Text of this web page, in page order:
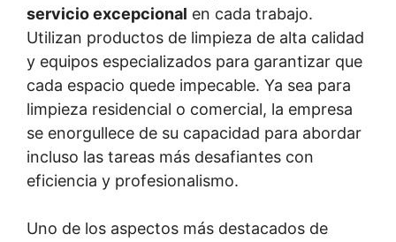
servicio excepcional en cada trabajo.
Utilizan productos de limpieza de alta calidad
y equipos especializados para garantizar que
cada espacio quede impecable. Ya sea para
limpieza residencial o comercial, la empresa
se enorgullece de su capacidad para abordar
incluso las tareas más desafiantes con
eficiencia y profesionalismo.
Uno de los aspectos más destacados de